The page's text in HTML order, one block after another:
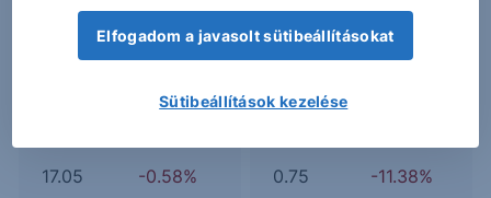
8.96
17.05 -0.58%
NRDY
0.75 -11.38%
Elfogadom a javasolt sütibeállításokat
Sütibeállítások kezelése